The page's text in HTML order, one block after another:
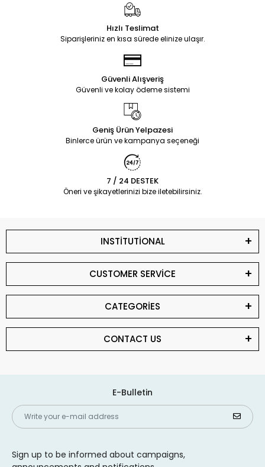
Hızlı Teslimat
Siparişleriniz en kısa sürede elinize ulaşır.
Güvenli Alışveriş
Güvenli ve kolay ödeme sistemi
Geniş Ürün Yelpazesi
Binlerce ürün ve kampanya seçeneği
7 / 24 DESTEK
Öneri ve şikayetlerinizi bize iletebilirsiniz.
INSTİTUTİONAL
CUSTOMER SERVİCE
CATEGORİES
CONTACT US
E-Bulletin
Sign up to be informed about campaigns,